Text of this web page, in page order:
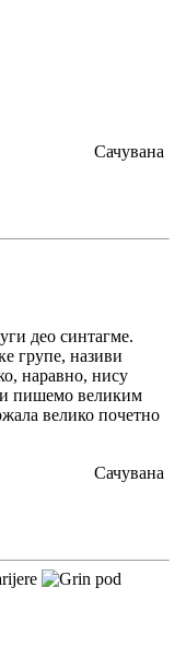
Сачувана
део синтагме.
групе, називи
наравно, нису
пишемо великим
велико почетно
Сачувана
pod